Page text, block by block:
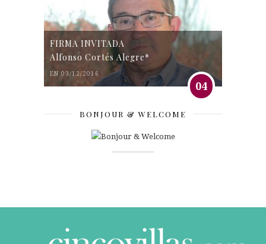
FIRMA INVITADA
Alfonso Cortés Alegre*
EN 03/12/2016
04
BONJOUR & WELCOME